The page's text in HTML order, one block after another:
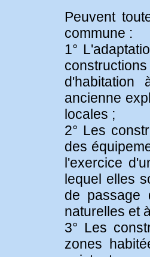
Peuvent
commune :
1°
d'habitation
ancienne
locales ;
2° Les
des
l'exercice
lequel elles
de passage
naturelles et
3° Les
zones